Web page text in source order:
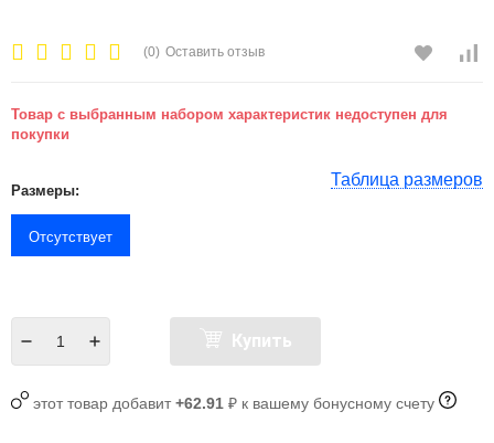
(0) Оставить отзыв
Товар с выбранным набором характеристик недоступен для
покупки
Таблица размеров
Размеры:
Отсутствует
Купить
этот товар добавит+62.91 ₽ к вашему бонусному счету